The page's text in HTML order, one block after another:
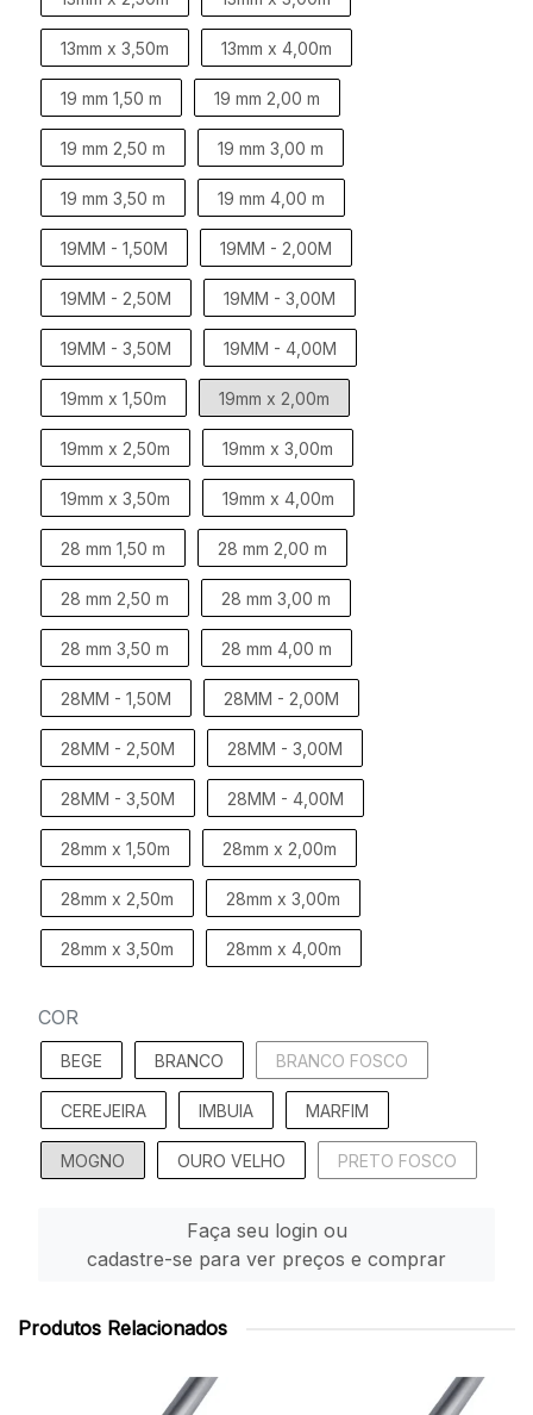
13mm x 3,50m 13mm x 4,00m
19 mm 1,50 m 19 mm 2,00 m
19 mm 2,50 m 19 mm 3,00 m
19 mm 3,50 m 19 mm 4,00 m
19MM - 1,50M 19MM - 2,00M
19MM - 2,50M 19MM - 3,00M
19MM - 3,50M 19MM - 4,00M
19mm x 1,50m 19mm x 2,00m
19mm x 2,50m 19mm x 3,00m
19mm x 3,50m 19mm x 4,00m
28 mm 1,50 m 28 mm 2,00 m
28 mm 2,50 m 28 mm 3,00 m
28 mm 3,50 m 28 mm 4,00 m
28MM - 1,50M 28MM - 2,00M
28MM - 2,50M 28MM - 3,00M
28MM - 3,50M 28MM - 4,00M
28mm x 1,50m 28mm x 2,00m
28mm x 2,50m 28mm x 3,00m
28mm x 3,50m 28mm x 4,00m
COR
BEGE BRANCO BRANCO FOSCO
CEREJEIRA IMBUIA MARFIM
MOGNO OURO VELHO PRETO FOSCO
Faça seu login ou
cadastre-se para ver preços e comprar
Produtos Relacionados